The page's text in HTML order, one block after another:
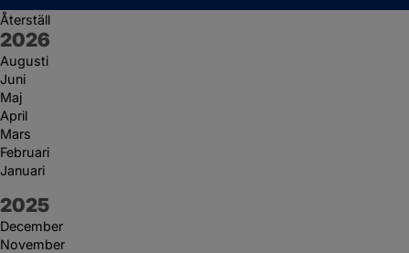
Återställ
År:
2026
Augusti
Juni
Maj
April
Mars
Februari
Januari
År:
2025
December
November